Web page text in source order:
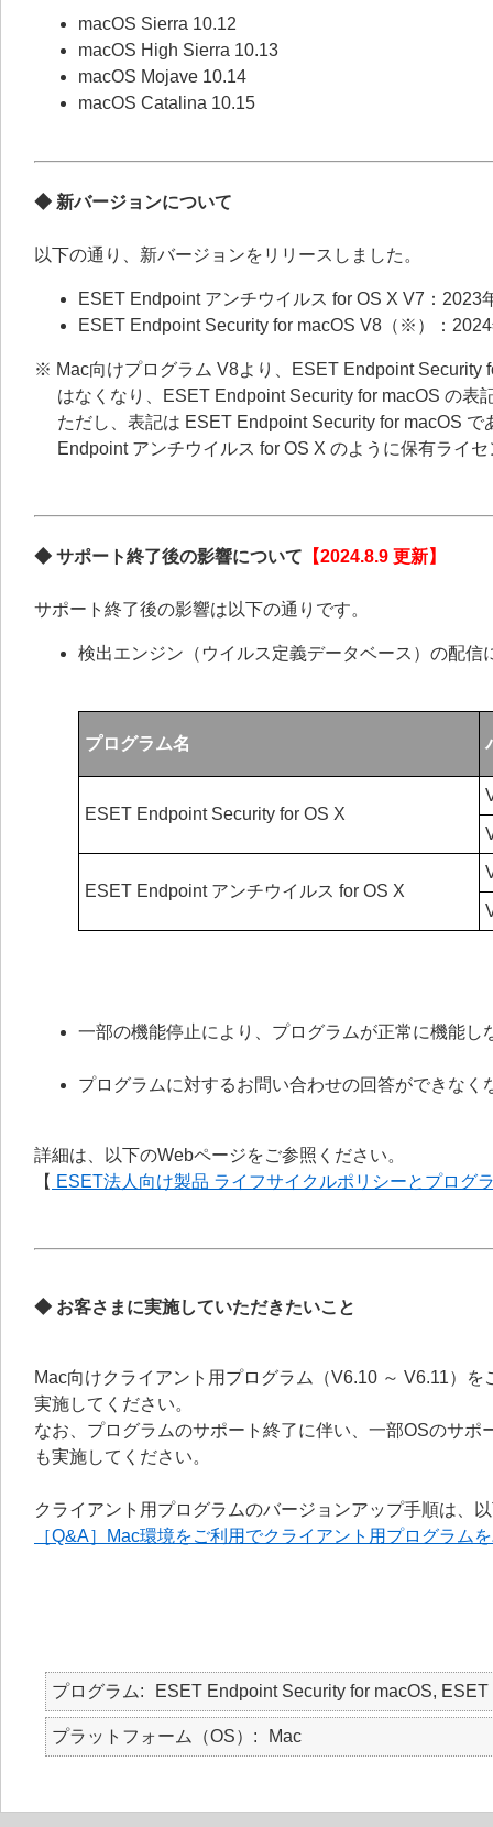
macOS Sierra 10.12
macOS High Sierra 10.13
macOS Mojave 10.14
macOS Catalina 10.15
◆ 新バージョンについて
以下の通り、新バージョンをリリースしました。
ESET Endpoint アンチウイルス for OS X V7：2023
ESET Endpoint Security for macOS V8（※）：
※ Mac向けプログラム V8より、ESET Endpoint Security
はなくなり、ESET Endpoint Security for macOS の表
ただし、表記は ESET Endpoint Security for macOS
Endpoint アンチウイルス for OS X のように保有ライ
◆ サポート終了後の影響について 【2024.8.9 更新】
サポート終了後の影響は以下の通りです。
検出エンジン（ウイルス定義データベース）の配信
プログラム名
ESET Endpoint Security for OS X
ESET Endpoint アンチウイルス for OS X
一部の機能停止により、プログラムが正常に機能し
プログラムに対するお問い合わせの回答ができなく
詳細は、以下のWebページをご参照ください。
【 ESET法人向け製品 ライフサイクルポリシーとプログ
◆ お客さまに実施していただきたいこと
Mac向けクライアント用プログラム（V6.10 ～ V6.11）
実施してください。
なお、プログラムのサポート終了に伴い、一部OSのサ
も実施してください。
クライアント用プログラムのバージョンアップ手順は、
［Q&A］Mac環境をご利用でクライアント用プログラム
プログラム ESET Endpoint Security for macOS,
プラットフォーム（OS） Mac